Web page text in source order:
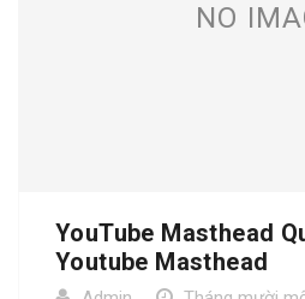
NO
YouTube Masthead
Youtube Masthead